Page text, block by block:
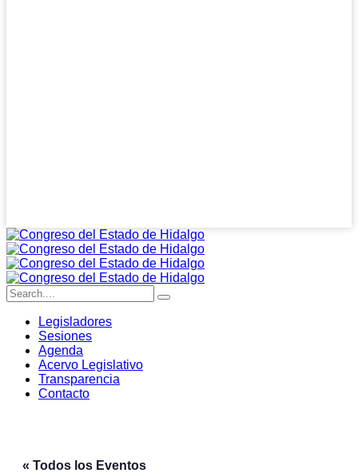
Legisladores
Sesiones
Agenda
Acervo Legislativo
Transparencia
Contacto
« Todos los Eventos